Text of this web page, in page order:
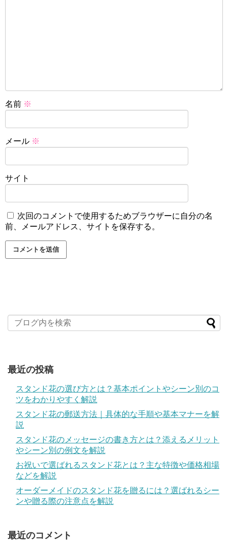
名前 ※
メール ※
サイト
次回のコメントで使用するためブラウザーに自分の名
前、メールアドレス、サイトを保存する。
最近の投稿
スタンド花の選び方とは？基本ポイントやシーン別のコ
ツをわかりやすく解説
スタンド花の郵送方法｜具体的な手順や基本マナーを解
説
スタンド花のメッセージの書き方とは？添えるメリット
やシーン別の例文を解説
お祝いで選ばれるスタンド花とは？主な特徴や価格相場
などを解説
オーダーメイドのスタンド花を贈るには？選ばれるシー
ンや贈る際の注意点を解説
最近のコメント